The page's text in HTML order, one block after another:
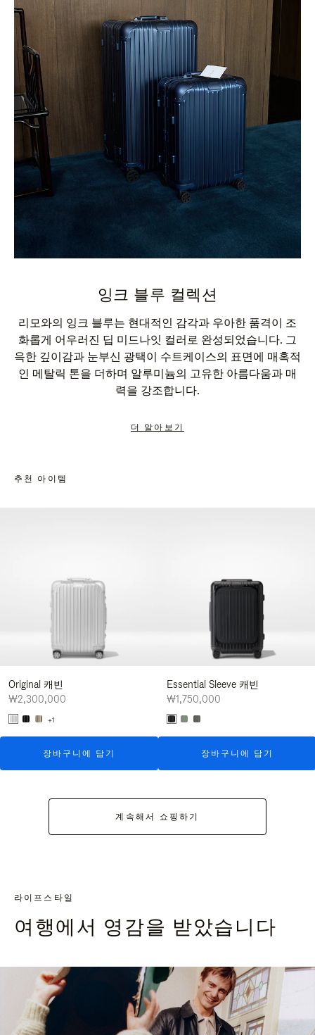
잉크 블루 컬렉션
리모와의 잉크 블루는 현대적인 감각과 우아한 품격이 조
화롭게 어우러진 딥 미드나잇 컬러로 완성되었습니다. 그
윽한 깊이감과 눈부신 광택이 수트케이스의 표면에 매혹적
인 메탈릭 톤을 더하며 알루미늄의 고유한 아름다움과 매
력을 강조합니다.
더 알아보기
추천 아이템
Original 캐빈
₩2,300,000
+1
장바구니에 담기
Essential Sleeve 캐빈
₩1,750,000
장바구니에 담기
계속해서 쇼핑하기
라이프스타일
여행에서 영감을 받았습니다